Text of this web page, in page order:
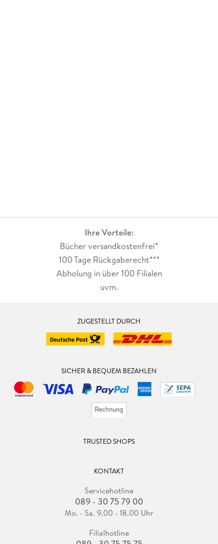
14. 4 . . . Linsenverzerrung . . . 583
14. 5 . . . Masking und Rotoscoping . . . 586
TEIL V. Animation und Simulation . . . 609
15. Keyframe-Animation . . . 611
15. 3 . . . Graph Editor . . . 622
15. 5 . . . Nonlinear Animation Editor . . . 637
16. Character-Animation . . . 657
16. 1 . . . Armatures und Bones . . . 657
16. 2 . . . Forward und Inverse Kinematics . . . 671
16. 5 . . . Shape Keys . . . 696
16. 6 . . . Pose Library . . . 698
17. 2 . . . Explode . . . 729
17. 3 . . . Partikelsysteme . . . 731
17. 5 . . . Volume-Objekt . . . 787
Ihre Vorteile:
Bücher versandkostenfrei*
100 Tage Rückgaberecht***
Abholung in über 100 Filialen
uvm.
ZUGESTELLT DURCH
SICHER & BEQUEM BEZAHLEN
TRUSTED SHOPS
KONTAKT
Servicehotline
089 - 30 75 79 00
Mo. - Sa. 9.00 - 18.00 Uhr
Filialhotline